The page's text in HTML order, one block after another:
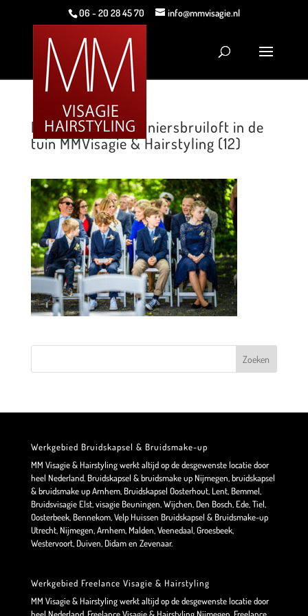
06 - 20 28 45 70 info@mmvisagie.nl
Romantische mariniersbruiloft in de
tuin MMVisagie & Hairstyling (12)
Werkgebied Bruidskapsel & Bruidsmake-up
MM Visagie & Hairstyling werkt altijd op de desgewenste locatie door
heel Nederland. Bruidskapsel & bruidsmake up Nijmegen, bruidskapsel
& bruidsmake up Arnhem, Bruidskapsel Oosterhout, Lent, Bemmel,
Bruidsvisagie Elst, visagie Beuningen, Wijchen, Den Bosch, Ede, Tiel,
Oosterbeek, Bennekom, Velp Huissen Bruidskapsel & Bruidsmake-up
Utrecht, Nijmegen, Arnhem, Malden, Veenedaal, Groesbeek,
Westervoort, Duiven, Didam en Zevenaar.
Werkgebied Freelance Visagie & Hairstyling
MM Visagie & Hairstyling werkt altijd op de desgewenste locatie door